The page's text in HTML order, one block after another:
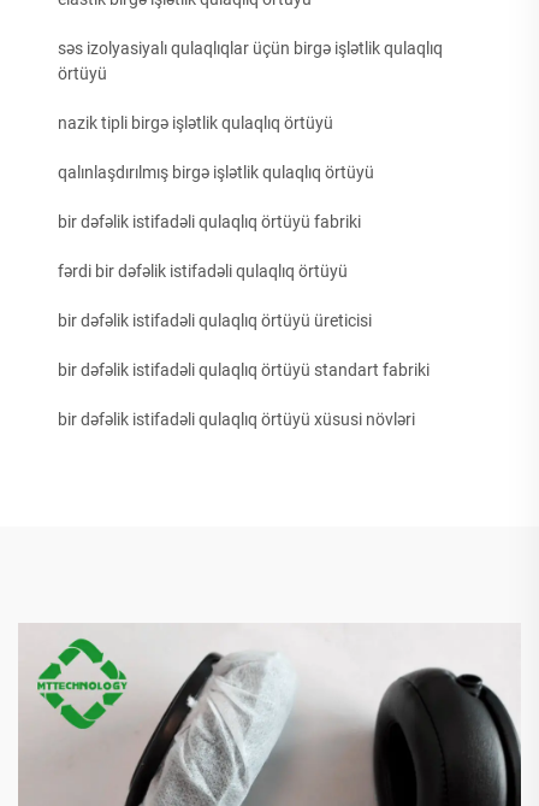
səs izolyasiyalı qulaqlıqlar üçün birgə işlətlik qulaqlıq
örtüyü
nazik tipli birgə işlətlik qulaqlıq örtüyü
qalınlaşdırılmış birgə işlətlik qulaqlıq örtüyü
bir dəfəlik istifadəli qulaqlıq örtüyü fabriki
fərdi bir dəfəlik istifadəli qulaqlıq örtüyü
bir dəfəlik istifadəli qulaqlıq örtüyü üreticisi
bir dəfəlik istifadəli qulaqlıq örtüyü standart fabriki
bir dəfəlik istifadəli qulaqlıq örtüyü xüsusi növləri